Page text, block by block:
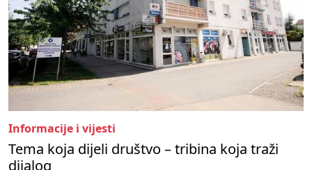
Informacije i vijesti
Tema koja dijeli društvo – tribina koja traži
dijalog